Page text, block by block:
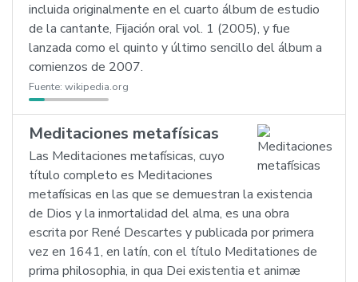
incluida originalmente en el cuarto álbum de estudio
de la cantante, Fijación oral vol. 1 (2005), y fue
lanzada como el quinto y último sencillo del álbum a
comienzos de 2007.
Fuente: wikipedia.org
Meditaciones metafísicas
Las Meditaciones metafísicas, cuyo
título completo es Meditaciones
metafísicas en las que se demuestran la existencia
de Dios y la inmortalidad del alma, es una obra
escrita por René Descartes y publicada por primera
vez en 1641, en latín, con el título Meditationes de
prima philosophia, in qua Dei existentia et animæ